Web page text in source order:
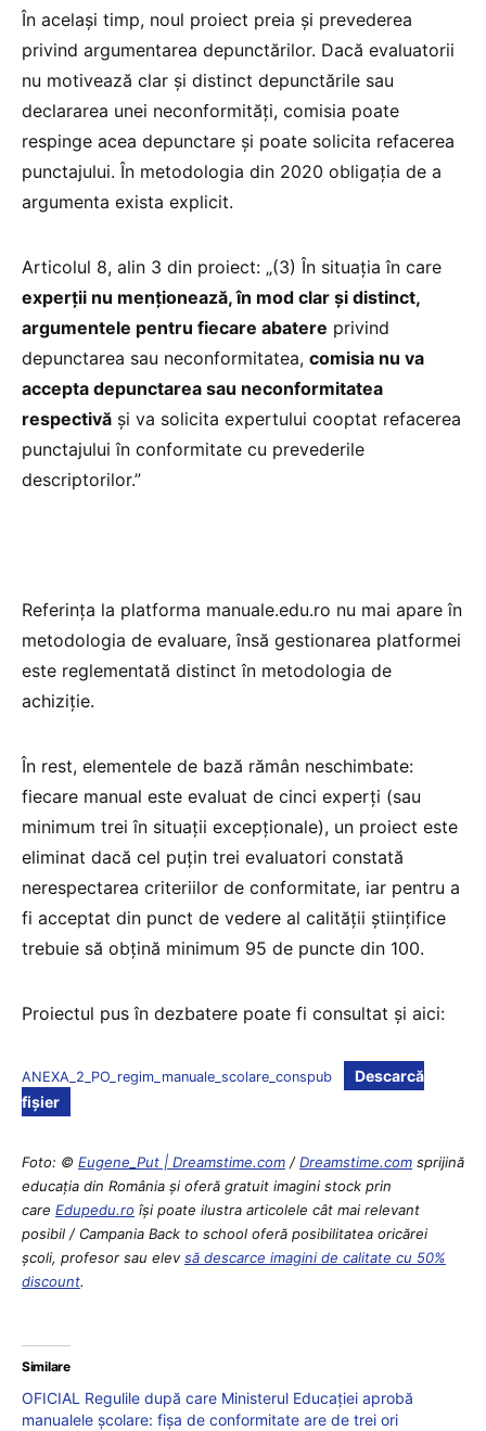
În același timp, noul proiect preia și prevederea
privind argumentarea depunctărilor. Dacă evaluatorii
nu motivează clar și distinct depunctările sau
declararea unei neconformități, comisia poate
respinge acea depunctare și poate solicita refacerea
punctajului. În metodologia din 2020 obligația de a
argumenta exista explicit.
Articolul 8, alin 3 din proiect: „(3) În situaţia în care
experţii nu menţionează, în mod clar şi distinct,
argumentele pentru fiecare abatere privind
depunctarea sau neconformitatea, comisia nu va
accepta depunctarea sau neconformitatea
respectivă și va solicita expertului cooptat refacerea
punctajului în conformitate cu prevederile
descriptorilor.”
Referința la platforma manuale.edu.ro nu mai apare în
metodologia de evaluare, însă gestionarea platformei
este reglementată distinct în metodologia de
achiziție.
În rest, elementele de bază rămân neschimbate:
fiecare manual este evaluat de cinci experți (sau
minimum trei în situații excepționale), un proiect este
eliminat dacă cel puțin trei evaluatori constată
nerespectarea criteriilor de conformitate, iar pentru a
fi acceptat din punct de vedere al calității științifice
trebuie să obțină minimum 95 de puncte din 100.
Proiectul pus în dezbatere poate fi consultat și aici:
ANEXA_2_PO_regim_manuale_scolare_conspub
Descarcă
fișier
Foto: © Eugene_Put | Dreamstime.com /Dreamstime.com sprijină
educaţia din România şi oferă gratuit imagini stock prin
care Edupedu.ro îşi poate ilustra articolele cât mai relevant
posibil / Campania Back to school oferă posibilitatea oricărei
școli, profesor sau elevsă descarce imagini de calitate cu 50%
discount.
Similare
OFICIAL Regulile după care Ministerul Educației aprobă
manualele școlare: fișa de conformitate are de trei ori